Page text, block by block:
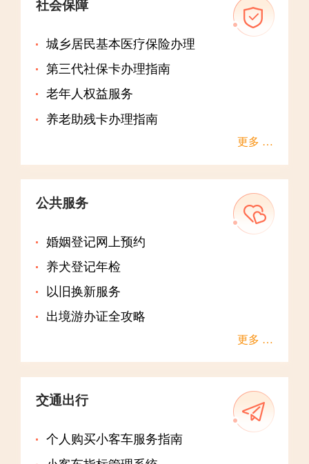
社会保障
城乡居民基本医疗保险办理
第三代社保卡办理指南
老年人权益服务
养老助残卡办理指南
更多 …
公共服务
婚姻登记网上预约
养犬登记年检
以旧换新服务
出境游办证全攻略
更多 …
交通出行
个人购买小客车服务指南